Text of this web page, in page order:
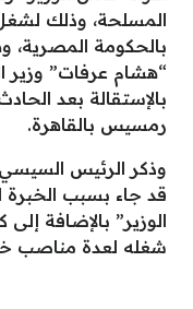
المسلحة، وذلك
بالحكومة المصرية،
“هشام عرفات” وزير
بالإستقالة بعد
رمسيس بالقاهرة.
وذكر الرئيس
قد جاء بسبب الخبرة
الوزير” بالإضافة
شغله لعدة مناصب